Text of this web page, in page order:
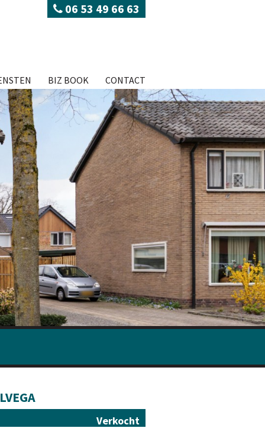
06 53 49 66 63
BIZ BOOK CONTACT
Verkocht